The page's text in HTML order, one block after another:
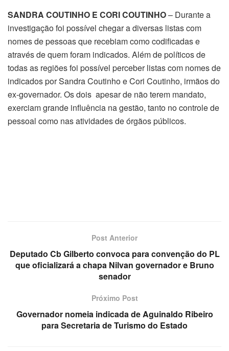
SANDRA COUTINHO E CORI COUTINHO– Durante a
investigação foi possível chegar a diversas listas com
nomes de pessoas que recebiam como codificadas e
através de quem foram indicados. Além de políticos de
todas as regiões foi possível perceber listas com nomes de
indicados por Sandra Coutinho e Cori Coutinho, irmãos do
ex-governador. Os dois apesar de não terem mandato,
exerciam grande influência na gestão, tanto no controle de
pessoal como nas atividades de órgãos públicos.
Post Anterior
Deputado Cb Gilberto convoca para convenção do PL
que oficializará a chapa Nilvan governador e Bruno
senador
Próximo Post
Governador nomeia indicada de Aguinaldo Ribeiro
para Secretaria de Turismo do Estado